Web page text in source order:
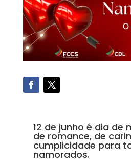
12 de junho é dia de
de romance, de
cumplicidade para
namorados.